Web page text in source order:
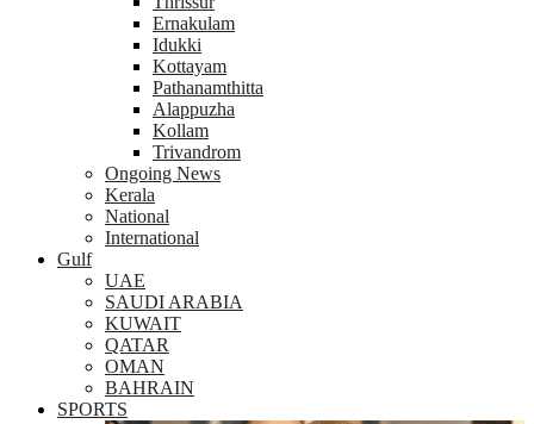
Ernakulam
Idukki
Kottayam
Pathanamthitta
Alappuzha
Kollam
Trivandrom
Ongoing News
Kerala
National
International
Gulf
UAE
SAUDI ARABIA
KUWAIT
QATAR
OMAN
BAHRAIN
SPORTS